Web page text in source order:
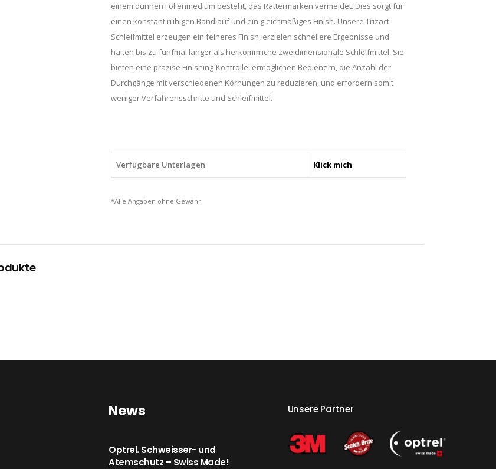
einem dünnen Folienmedium besteht, das Rattermarken vermeidet. Dies sorgt für
einen konstant ruhigen Bandlauf und ein gleichmäßiges Finish. Unsere Trizact-
Schleifmittel erzeugen ein feineres Finish, erzielen schnellere Ergebnisse und
halten bis zu fünfmal länger als herkömmliche zweidimensionale Schleifmittel. Sie
bieten eine präzise Finishing-Kontrolle, ermöglichen Bedienern, die Anzahl der
Durchgänge mit verschiedenen Körnungen zu reduzieren, und erfordern somit
weniger Verfahrensschritte und Schleifmittel.
Verfügbare Unterlagen Klick mich
*Alle Angaben ohne Gewähr.
News
Optrel. Schweisser- und
Atemschutz – Swiss Made!
Unsere Partner